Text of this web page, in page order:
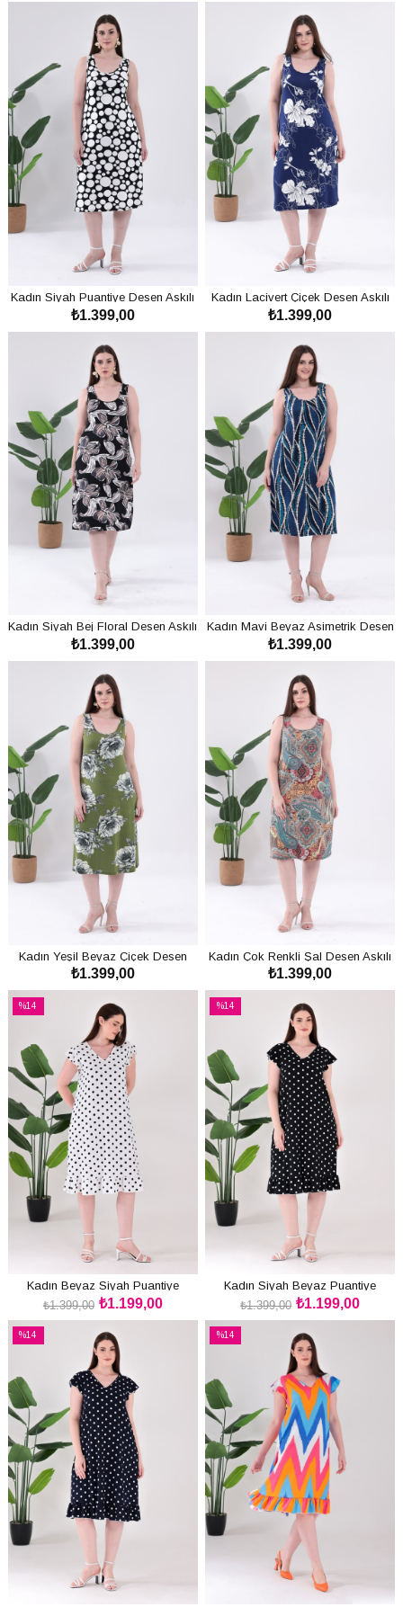
Kadın Siyah Puantiye Desen Askılı
Büyük Beden Elbise
₺1.399,00
SEPETE EKLE
Kadın Lacivert Çiçek Desen Askılı
Büyük Beden Elbise
₺1.399,00
SEPETE EKLE
Kadın Siyah Bej Floral Desen Askılı
Büyük Beden Elbise
₺1.399,00
SEPETE EKLE
Kadın Mavi Beyaz Asimetrik Desen
Askılı Büyük Beden Elbise
₺1.399,00
SEPETE EKLE
Kadın Yeşil Beyaz Çiçek Desen
Askılı Büyük Beden Elbise
₺1.399,00
SEPETE EKLE
Kadın Çok Renkli Şal Desen Askılı
Büyük Beden Elbise
₺1.399,00
SEPETE EKLE
%14
Kadın Beyaz Siyah Puantiye
Desen Kol ve Etek Ucu Fırfırlı
Büyük Beden Bürümcük Elbise
₺1.199,00
₺1.399,00
SEPETE EKLE
%14
Kadın Siyah Beyaz Puantiye
Desen Kol ve Etek Ucu Fırfırlı
Büyük Beden Bürümcük Elbise
₺1.199,00
₺1.399,00
SEPETE EKLE
%14
%14